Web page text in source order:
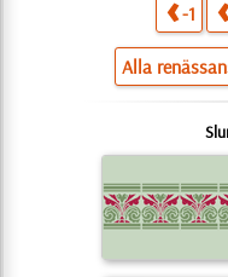
-1
Alla